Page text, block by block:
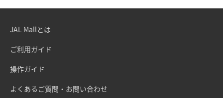
JAL Mallとは
ご利用ガイド
操作ガイド
よくあるご質問・お問い合わせ